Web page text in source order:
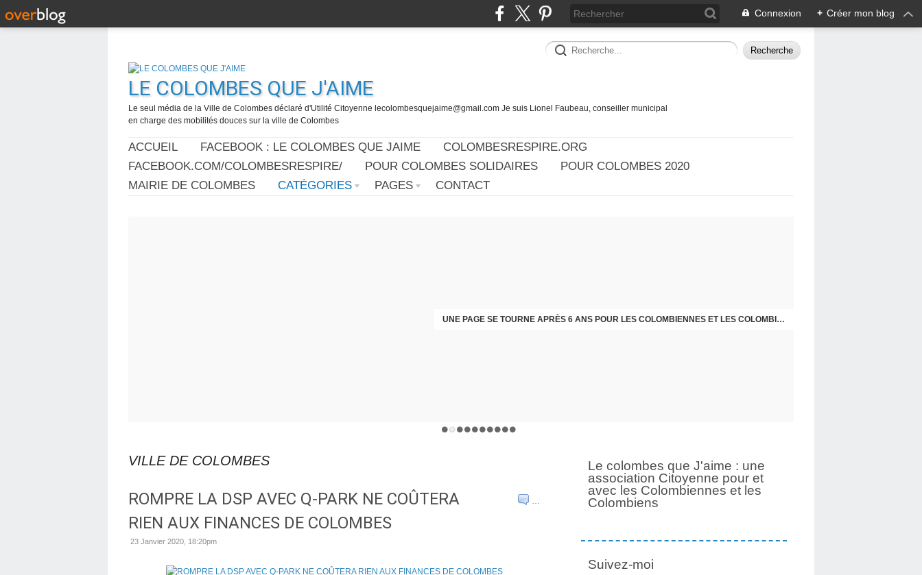
Connexion + Créer mon blog
LE COLOMBES QUE J'AIME
Le seul média de la Ville de Colombes déclaré d'Utilité Citoyenne lecolombesquejaime@gmail.com Je suis Lionel Faubeau, conseiller municipal
en charge des mobilités douces sur la ville de Colombes
ACCUEIL FACEBOOK : LE COLOMBES QUE JAIME
COLOMBESRESPIRE.ORG
FACEBOOK.COM/COLOMBESRESPIRE/
POUR COLOMBES SOLIDAIRES
POUR COLOMBES 2020
MAIRIE DE COLOMBES
CATÉGORIES PAGES CONTACT
UNE PAGE SE TOURNE APRÈS 6 ANS POUR LES COLOMBIENNES ET LES COLOMBIENS
VILLE DE COLOMBES
…
ROMPRE LA DSP AVEC Q-PARK NE COÛTERA
RIEN AUX FINANCES DE COLOMBES
23 Janvier 2020, 18:20pm
Le colombes que J'aime : une
association Citoyenne pour et
avec les Colombiennes et les
Colombiens
Suivez-moi